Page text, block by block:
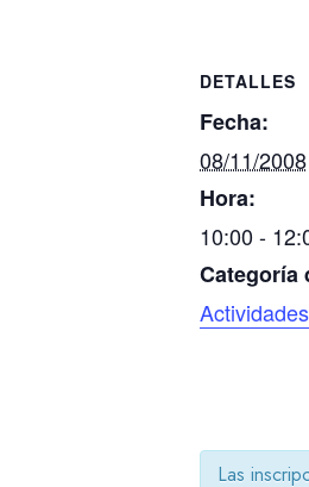
DETALLES
Fecha:
08/11/2008
Hora:
10:00 -
Categoría
Las